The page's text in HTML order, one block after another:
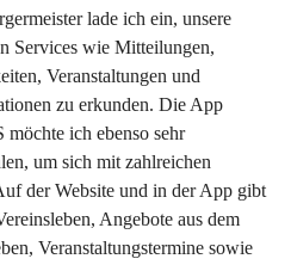
lade ich ein, unsere
Services wie Mitteilungen,
Veranstaltungen und
zu erkunden. Die App
möchte ich ebenso sehr
um sich mit zahlreichen
der Website und in der App gibt
Angebote aus dem
Veranstaltungstermine sowie